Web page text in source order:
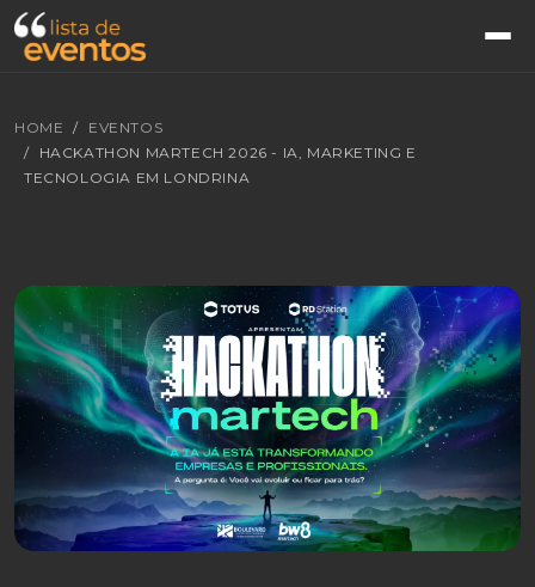
HOME
EVENTOS
HACKATHON MARTECH 2026 - IA, MARKETING E
TECNOLOGIA EM LONDRINA